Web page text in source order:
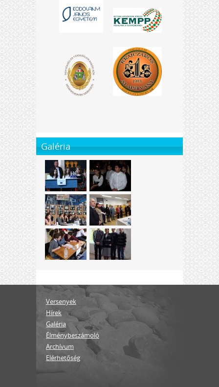
Galéria
Versenyek
Hírek
Galéria
Élménybeszámoló
Archívum
Elérhetőség